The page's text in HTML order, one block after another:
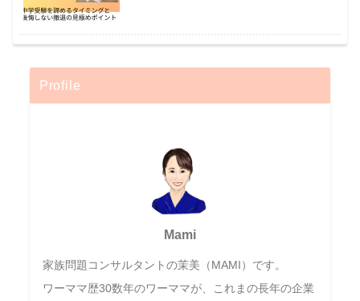
Profile
Mami
家族問題コンサルタントの茉美（MAMI）です。
ワーママ歴30数年のワーママが、これまの長年の企業